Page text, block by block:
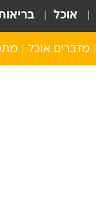
אוכל
מדברים אוכל